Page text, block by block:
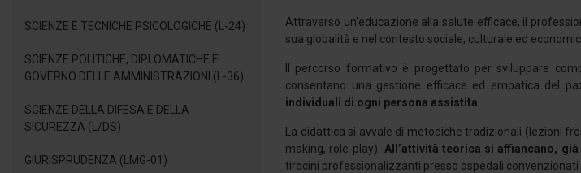
SCIENZE E TECNICHE PSICOLOGICHE (L-24)
SCIENZE POLITICHE, DIPLOMATICHE E
GOVERNO DELLE AMMINISTRAZIONI (L-36)
SCIENZE DELLA DIFESA E DELLA
SICUREZZA (L/DS)
GIURISPRUDENZA (LMG-01)
Attraverso un’educazione alla salute efficace, il
sua globalità e nel contesto sociale, culturale ed
Il percorso formativo è progettato per sviluppare
consentano una gestione efficace ed empatica del
individuali di ogni persona assistita
La didattica si avvale di metodiche tradizionali (lezioni
making, role-play). All’attività teorica si affiancano,
tirocini professionalizzanti presso ospedali